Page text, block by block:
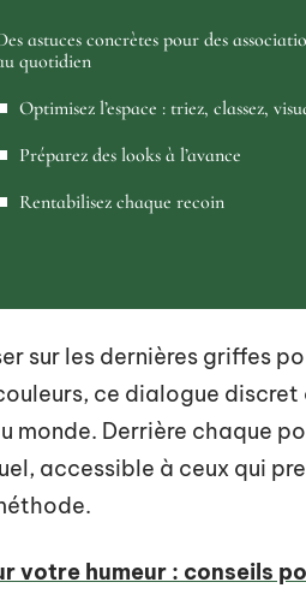
astuces concrètes pour des
quotidien
Optimisez l’espace : triez, classez,
Préparez des looks à l’avance
Rentabilisez chaque recoin
sur les dernières griffes
ce dialogue discret
monde. Derrière chaque
accessible à ceux qui
votre humeur : conseils